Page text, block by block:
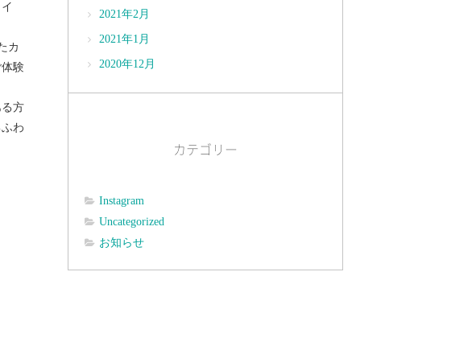
カ
験
方
わ
2021年2月
2021年1月
2020年12月
カテゴリー
Instagram
Uncategorized
お知らせ